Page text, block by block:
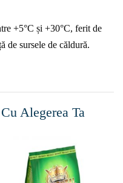
+5°C și +30°C, ferit de
de sursele de căldură.
Alegerea Ta